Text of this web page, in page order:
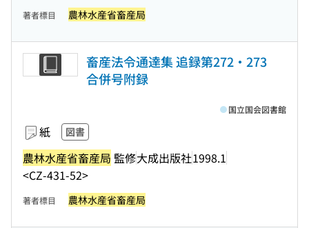
著者標目 農林水産省畜産局
畜産法令通達集 追録第272・273
合併号附録
紙 図書
農林水産省畜産局 監修大成出版社1998.1
<CZ-431-52>
国立国会図書館
著者標目 農林水産省畜産局